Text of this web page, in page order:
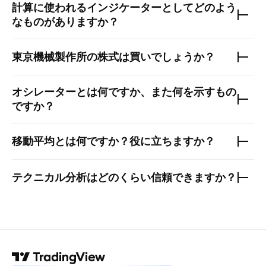
計算に使われるインジケーターとしてどのよう
なものがありますか？
東京機械製作所の株式は買いでしょうか？
オシレーターとは何ですか、また何を示すもの
ですか？
移動平均とは何ですか？役に立ちますか？
テクニカル分析はどのくらい信頼できますか？